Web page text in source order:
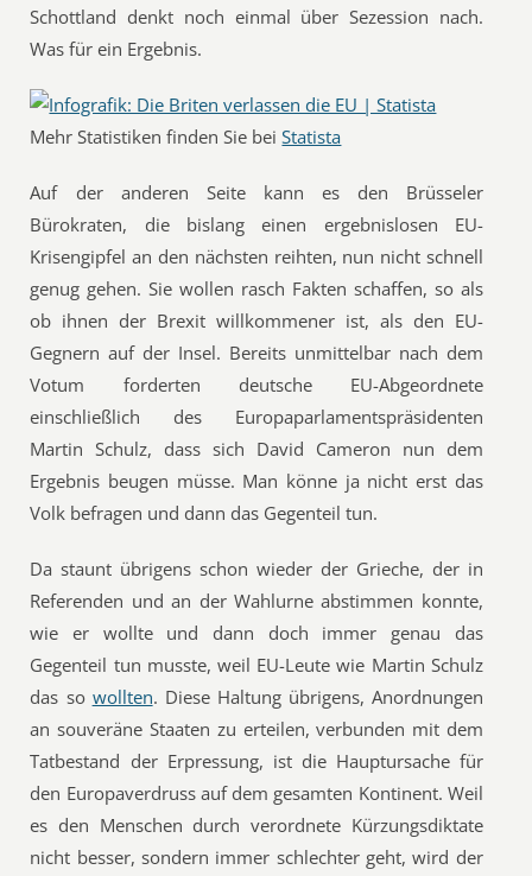
Schottland denkt noch einmal über Sezession nach.
Was für ein Ergebnis.
Mehr Statistiken finden Sie beiStatista
Auf der anderen Seite kann es den Brüsseler
Bürokraten, die bislang einen ergebnislosen EU-
Krisengipfel an den nächsten reihten, nun nicht schnell
genug gehen. Sie wollen rasch Fakten schaffen, so als
ob ihnen der Brexit willkommener ist, als den EU-
Gegnern auf der Insel. Bereits unmittelbar nach dem
Votum forderten deutsche EU-Abgeordnete
einschließlich des Europaparlamentspräsidenten
Martin Schulz, dass sich David Cameron nun dem
Ergebnis beugen müsse. Man könne ja nicht erst das
Volk befragen und dann das Gegenteil tun.
Da staunt übrigens schon wieder der Grieche, der in
Referenden und an der Wahlurne abstimmen konnte,
wie er wollte und dann doch immer genau das
Gegenteil tun musste, weil EU-Leute wie Martin Schulz
das so wollten. Diese Haltung übrigens, Anordnungen
an souveräne Staaten zu erteilen, verbunden mit dem
Tatbestand der Erpressung, ist die Hauptursache für
den Europaverdruss auf dem gesamten Kontinent. Weil
es den Menschen durch verordnete Kürzungsdiktate
nicht besser, sondern immer schlechter geht, wird der